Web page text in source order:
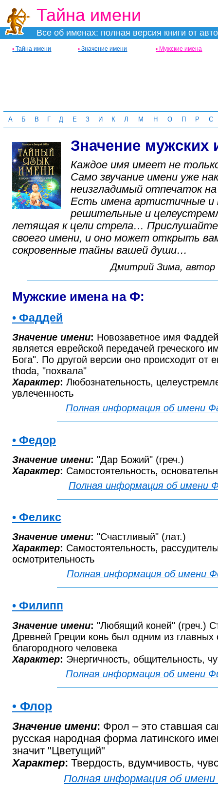
Тайна имени
Все об именах: полная версия книги от
• Тайна имени • Значение имени • Мужские имена
А Б В Г Д Е З И К Л М Н О П Р С
Значение мужских
Каждое имя имеет не
Само звучание имени уже
неизгладимый отпечаток
Есть имена артистичные и
решительные и
летящая к цели стрела…
своего имени, и оно может открыть
сокровенные тайны вашей души…
Дмитрий Зима, автор
Мужские имена на Ф:
• Фаддей
Значение имени: Новозаветное имя
является еврейской передачей греческого
Бога". По другой версии оно происходит от
thoda, "похвала"
Характер: Любознательность,
увлеченность
Полная информация об имени
• Федор
Значение имени: "Дар Божий" (греч.)
Характер: Самостоятельность,
Полная информация об имени
• Феликс
Значение имени: "Счастливый" (лат.)
Характер: Самостоятельность,
осмотрительность
Полная информация об имени
• Филипп
Значение имени: "Любящий коней" (греч.)
Древней Греции конь был одним из главных
благородного человека
Характер: Энергичность, общительность,
Полная информация об имени
• Флор
Значение имени: Фрол – это ставшая
русская народная форма латинского
значит "Цветущий"
Характер: Твердость, вдумчивость,
Полная информация об